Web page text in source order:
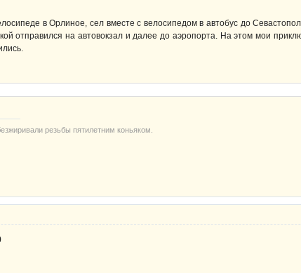
в Орлиное, сел вместе с велосипедом в автобус до
отправился на автовокзал и далее до аэропорта. На этом мои
резьбы пятилетним коньяком.